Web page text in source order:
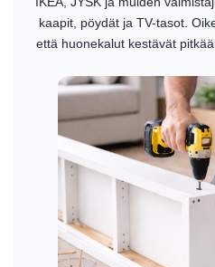
kaapit, pöydät ja TV-tasot.
että huonekalut kestävät